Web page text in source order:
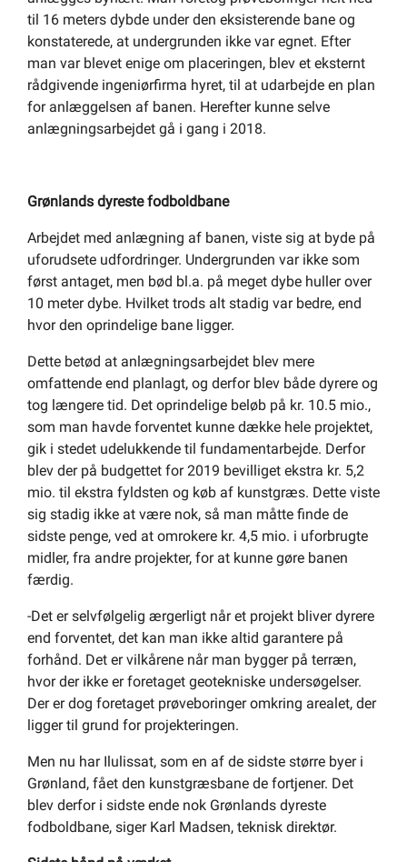
til 16 meters dybde under den eksisterende bane og
konstaterede, at undergrunden ikke var egnet. Efter
man var blevet enige om placeringen, blev et eksternt
rådgivende ingeniørfirma hyret, til at udarbejde en plan
for anlæggelsen af banen. Herefter kunne selve
anlægningsarbejdet gå i gang i 2018.
Grønlands dyreste fodboldbane
Arbejdet med anlægning af banen, viste sig at byde på
uforudsete udfordringer. Undergrunden var ikke som
først antaget, men bød bl.a. på meget dybe huller over
10 meter dybe. Hvilket trods alt stadig var bedre, end
hvor den oprindelige bane ligger.
Dette betød at anlægningsarbejdet blev mere
omfattende end planlagt, og derfor blev både dyrere og
tog længere tid. Det oprindelige beløb på kr. 10.5 mio.,
som man havde forventet kunne dække hele projektet,
gik i stedet udelukkende til fundamentarbejde. Derfor
blev der på budgettet for 2019 bevilliget ekstra kr. 5,2
mio. til ekstra fyldsten og køb af kunstgræs. Dette viste
sig stadig ikke at være nok, så man måtte finde de
sidste penge, ved at omrokere kr. 4,5 mio. i uforbrugte
midler, fra andre projekter, for at kunne gøre banen
færdig.
-Det er selvfølgelig ærgerligt når et projekt bliver dyrere
end forventet, det kan man ikke altid garantere på
forhånd. Det er vilkårene når man bygger på terræn,
hvor der ikke er foretaget geotekniske undersøgelser.
Der er dog foretaget prøveboringer omkring arealet, der
ligger til grund for projekteringen.
Men nu har Ilulissat, som en af de sidste større byer i
Grønland, fået den kunstgræsbane de fortjener. Det
blev derfor i sidste ende nok Grønlands dyreste
fodboldbane, siger Karl Madsen, teknisk direktør.